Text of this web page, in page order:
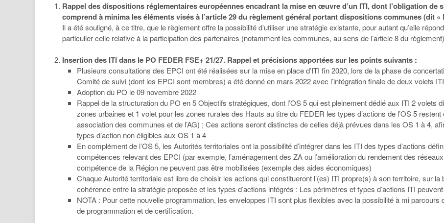
Rappel des dispositions réglementaires européennes encadrant la mise en œuvre d’un ITI, dont l’obligation de
comprend à minima les éléments visés à l’article 29 du règlement général portant dispositions communes (dit «
Il a été souligné, à ce titre, que le règlement offre la possibilité d’utiliser une stratégie existante, pour autant qu’elle
particulier celle relative à la participation des partenaires (notamment les communes, au sens de l’article 8 du
Insertion des ITI dans le PO FEDER FSE+ 21/27. Rappel et précisions apportées sur les points suivants :
Plusieurs consultations des EPCI ont été réalisées sur la mise en place d’ITI fin 2020, lors de la phase de
Comité de suivi (dont les EPCI sont membres) a été donné en mars 2022 avec l’intégration finale de deux volets ITI
Adoption du PO le 09 novembre 2022
Rappel de la structuration du PO en 5 Objectifs stratégiques, dont l’OS 5 qui est pleinement dédié aux ITI 2 volets
zones urbaines et 1 volet pour les zones rurales des Hauts au titre du FEDER les types d’actions de l’OS 5
association des communes et de l’AG) ; Ces actions seront distinctes de celles déjà prévues dans les OS 1 à 4,
types d’action non éligibles aux OS 1 à 4
En complément de l’OS 5, les Autorités territoriales ont la possibilité d’intégrer dans les ITI des types d’actions
compétences relevant des EPCI (par exemple, l’aménagement des ZA ou l’amélioration du rendement des
compétence de la Région ne peuvent pas être mobilisées (exemple des aides économiques)
Chaque Autorité territoriale est libre de choisir les actions qui constitueront l’(es) ITI propre(s) à son territoire, sur
cohérence entre la stratégie proposée et les types d’actions intégrés : Les périmètres et types d’actions ITI
NOTA : Pour cette nouvelle programmation, les enveloppes ITI sont plus flexibles avec la possibilité à mi
de programmation et de certification.